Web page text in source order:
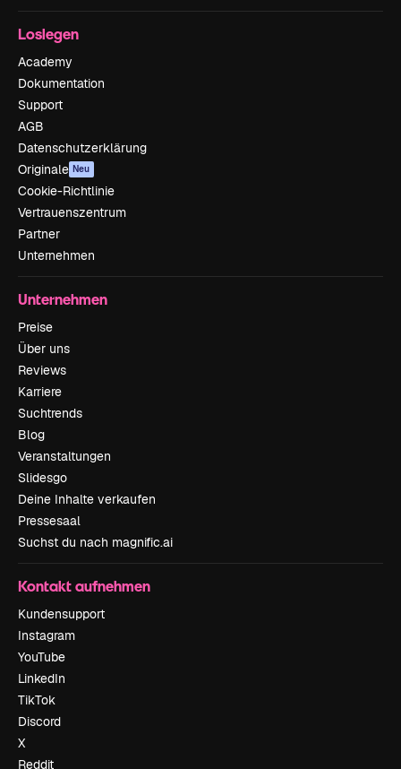
Loslegen
Academy
Dokumentation
Support
AGB
Datenschutzerklärung
Originale Neu
Cookie-Richtlinie
Vertrauenszentrum
Partner
Unternehmen
Unternehmen
Preise
Über uns
Reviews
Karriere
Suchtrends
Blog
Veranstaltungen
Slidesgo
Deine Inhalte verkaufen
Pressesaal
Suchst du nach magnific.ai
Kontakt aufnehmen
Kundensupport
Instagram
YouTube
LinkedIn
TikTok
Discord
X
Reddit